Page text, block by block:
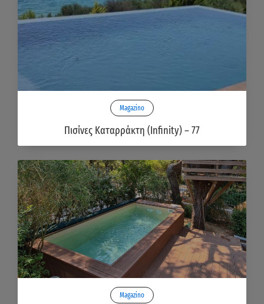
Magazino
Πισίνες Καταρράκτη (Infinity) – 77
Magazino